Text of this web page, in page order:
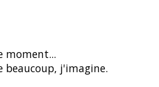
moment...
beaucoup, j'imagine.